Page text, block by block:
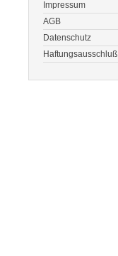
Impressum
AGB
Datenschutz
Haftungsausschluß